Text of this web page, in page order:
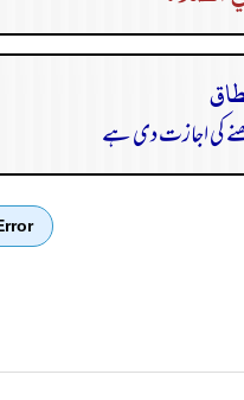
کی اجازت دی ہے